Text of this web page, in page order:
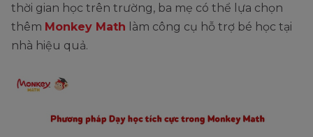
thời gian học trên trường, ba mẹ có thể lựa chọn
thêm Monkey Math làm công cụ hỗ trợ bé học tại
nhà hiệu quả.